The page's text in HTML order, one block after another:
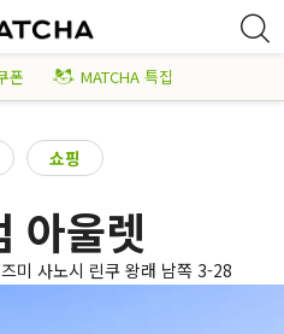
폰 MATCHA 특집
쇼핑
아울렛
미 사노시 린쿠 왕래 남쪽 3-28